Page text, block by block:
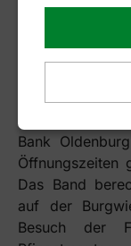
Für
Ein
Bank
Öffnungszeiten
Das Band
auf der
Besuch der